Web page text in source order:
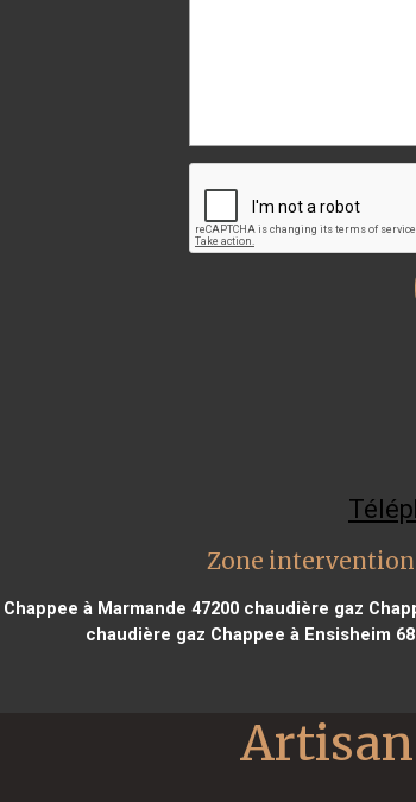
Zone intervention
à Marmande 47200chaudière gaz
chaudière gaz Chappee à Ensisheim